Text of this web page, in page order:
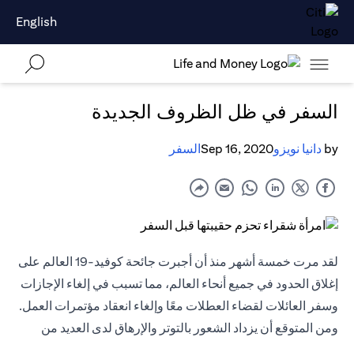
English
السفر في ظل الظروف الجديدة
by دانيا نويزوSep 16, 2020السفر
لقد مرت خمسة أشهر منذ أن أجبرت جائحة كوفيد-19 العالم على
إغلاق الحدود في جميع أنحاء العالم، مما تسبب في إلغاء الإجازات
وسفر العائلات لقضاء العطلات معًا وإلغاء انعقاد مؤتمرات العمل.
ومن المتوقع أن يزداد الشعور بالتوتر والإرهاق لدى العديد من